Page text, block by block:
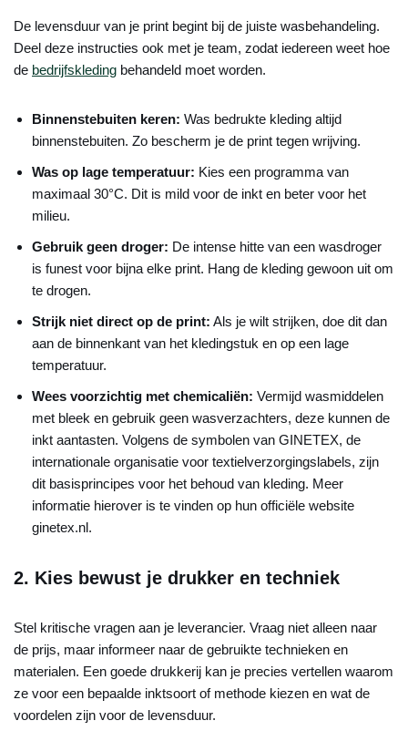
De levensduur van je print begint bij de juiste wasbehandeling.
Deel deze instructies ook met je team, zodat iedereen weet hoe
de bedrijfskleding behandeld moet worden.
Binnenstebuiten keren: Was bedrukte kleding altijd
binnenstebuiten. Zo bescherm je de print tegen wrijving.
Was op lage temperatuur: Kies een programma van
maximaal 30°C. Dit is mild voor de inkt en beter voor het
milieu.
Gebruik geen droger: De intense hitte van een wasdroger
is funest voor bijna elke print. Hang de kleding gewoon uit om
te drogen.
Strijk niet direct op de print: Als je wilt strijken, doe dit dan
aan de binnenkant van het kledingstuk en op een lage
temperatuur.
Wees voorzichtig met chemicaliën: Vermijd wasmiddelen
met bleek en gebruik geen wasverzachters, deze kunnen de
inkt aantasten. Volgens de symbolen van GINETEX, de
internationale organisatie voor textielverzorgingslabels, zijn
dit basisprincipes voor het behoud van kleding. Meer
informatie hierover is te vinden op hun officiële website
ginetex.nl.
2. Kies bewust je drukker en techniek
Stel kritische vragen aan je leverancier. Vraag niet alleen naar
de prijs, maar informeer naar de gebruikte technieken en
materialen. Een goede drukkerij kan je precies vertellen waarom
ze voor een bepaalde inktsoort of methode kiezen en wat de
voordelen zijn voor de levensduur.